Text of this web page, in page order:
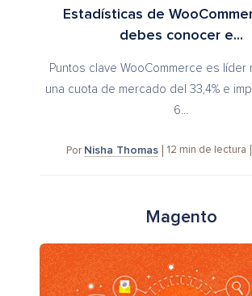
Estadísticas de
debes conocer e...
Puntos clave WooCommerce es líder
una cuota de mercado del 33,4% e
6...
Por Nisha Thomas 12 min de lectura
Magento